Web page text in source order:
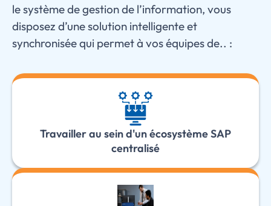
le système de gestion de l’information, vous
disposez d’une solution intelligente et
synchronisée qui permet à vos équipes de.. :
Travailler au sein d'un écosystème SAP
centralisé